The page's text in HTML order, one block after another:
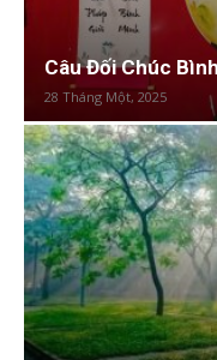
Câu Đối Chúc
28 Tháng Một, 2025